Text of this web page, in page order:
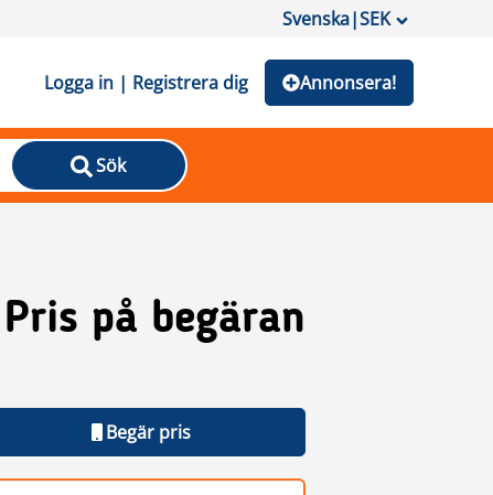
Svenska|SEK
Logga in | Registrera dig Annonsera!
Sök
Pris på begäran
Begär pris